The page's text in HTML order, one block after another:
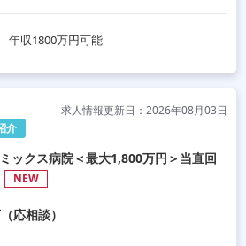
年収1800万円可能
介
求人情報更新日：2026年08月03日
ックス病院＜最大1,800万円＞当直回
NEW
応相談）